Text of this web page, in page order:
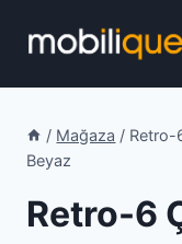
/ Mağaza / Retro-
Beyaz
Retro-6